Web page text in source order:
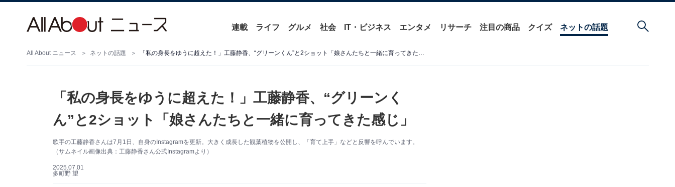
連載 ライフ グルメ 社会 IT・ビジネス エンタメ リサーチ 注目の商品 クイズ ネットの話題
All About ニュース ネットの話題 「私の身長をゆうに超えた！」工藤静香、“グリーンくん”と2ショット「娘さんたちと一緒に育ってきた感じ」
「私の身長をゆうに超えた！」工藤静香、“グリーンく
ん”と2ショット「娘さんたちと一緒に育ってきた感じ」
歌手の工藤静香さんは7月1日、自身のInstagramを更新。大きく成長した観葉植物を公開し、「育て上手」などと反響を呼んでいます。
（サムネイル画像出典：工藤静香さん公式Instagramより）
2025.07.01
多町野 望